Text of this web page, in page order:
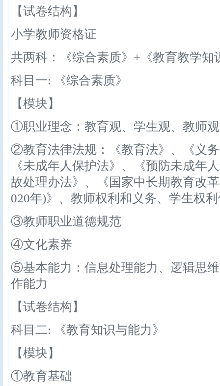
【试卷结构】
小学教师资格证
共两科：《综合素质》+《教育教学知
科目一: 《综合素质》
【模块】
①职业理念：教育观、学生观、教师观
②教育法律法规：《教育法》、《义
《未成年人保护法》、《预防未成年
故处理办法》、《国家中长期教育改
020年)》、教师权利和义务、学生权
③教师职业道德规范
④文化素养
⑤基本能力：信息处理能力、逻辑思
作能力
【试卷结构】
科目二: 《教育知识与能力》
【模块】
①教育基础